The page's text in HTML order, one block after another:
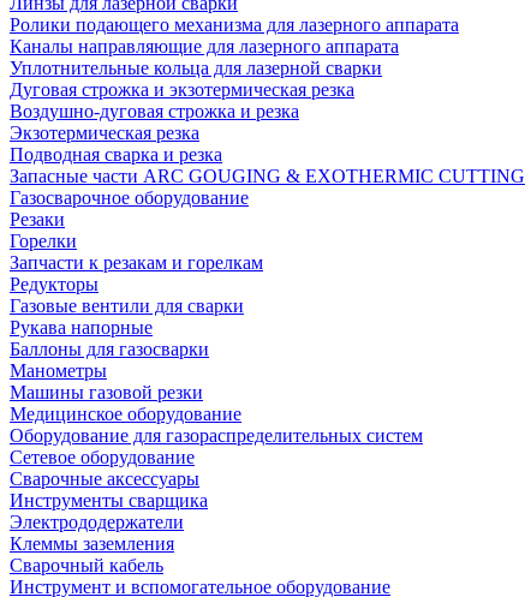
Ролики подающего механизма для лазерного аппарата
Каналы направляющие для лазерного аппарата
Уплотнительные кольца для лазерной сварки
Дуговая строжка и экзотермическая резка
Воздушно-дуговая строжка и резка
Экзотермическая резка
Подводная сварка и резка
Запасные части ARC GOUGING & EXOTHERMIC CUTTING
Газосварочное оборудование
Резаки
Горелки
Запчасти к резакам и горелкам
Редукторы
Газовые вентили для сварки
Рукава напорные
Баллоны для газосварки
Манометры
Машины газовой резки
Медицинское оборудование
Оборудование для газораспределительных систем
Сетевое оборудование
Сварочные аксессуары
Инструменты сварщика
Электрододержатели
Клеммы заземления
Сварочный кабель
Инструмент и вспомогательное оборудование